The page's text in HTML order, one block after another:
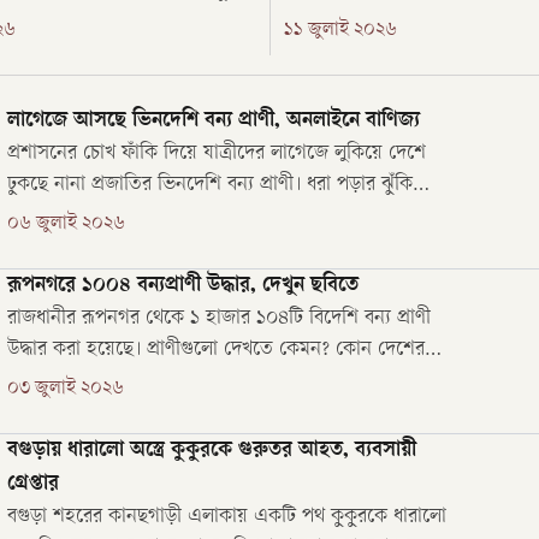
তবে বনের ওপর দিয়ে যাওয়া
হয়েছে। শনিবার বেলা ৩টার দিকে
বন বিভাগ ও প্রাণিসম্পদ অধিদপ্তরের
১১ জুলাই ২০২৬
লাগেজে আসছে ভিনদেশি বন্য প্রাণী, অনলাইনে বাণিজ্য
প্রশাসনের চোখ ফাঁকি দিয়ে যাত্রীদের লাগেজে লুকিয়ে দেশে
ঢুকছে নানা প্রজাতির ভিনদেশি বন্য প্রাণী। ধরা পড়ার ঝুঁকি
এড়াতে হাটে-বাজারের বদলে এসব প্রাণীর বাণিজ্য চলছে
কোয়ারেন্টিন (সঙ্গনিরোধ) ছাড়াই অবৈধভাবে আনা এসব প্রাণী
দেশীয় পরিবেশ...
০৬ জুলাই ২০২৬
রূপনগরে ১০০৪ বন্যপ্রাণী উদ্ধার, দেখুন ছবিতে
রাজধানীর রূপনগর থেকে ১ হাজার ১০৪টি বিদেশি বন্য প্রাণী
উদ্ধার করা হয়েছে। প্রাণীগুলো দেখতে কেমন? কোন দেশের
অধিবাসী?
০৩ জুলাই ২০২৬
বগুড়ায় ধারালো অস্ত্রে কুকুরকে গুরুতর আহত, ব্যবসায়ী
গ্রেপ্তার
বগুড়া শহরের কানছগাড়ী এলাকায় একটি পথ কুকুরকে ধারালো